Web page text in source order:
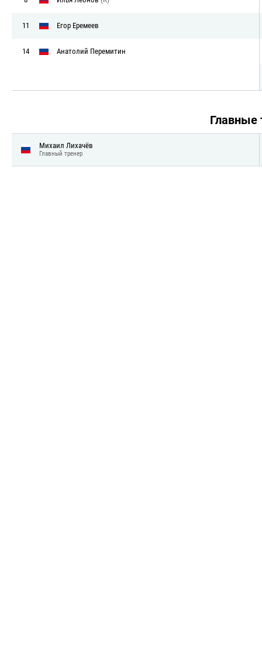
11 Егор Еремеев
14 Анатолий Перемитин
Главные
Михаил Лихачёв
Главный тренер